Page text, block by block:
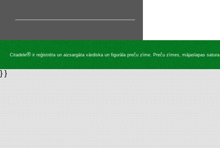
Citadele® ir reģistrēta un aizsargāta vārdiska un figurāla preču zīme. Preču zīmes, mājaslapas
} }